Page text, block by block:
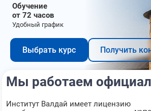
Обучение
от 72 часов
Удобный график
Выбрать курс Получить
Мы работаем
Институт Валдай имеет лицензию